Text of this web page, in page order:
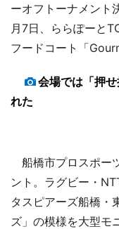
ーオフトーナメント
月7日、ららぽーと
フードコート「
会場では「押
れた
船橋市プロスポー
ント。ラグビー・
タスピアーズ船橋・
ズ」の模様を大型モ